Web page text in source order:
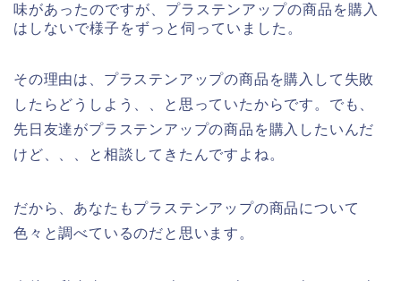
味があったのですが、プラステンアップの商品を購入
はしないで様子をずっと伺っていました。
その理由は、プラステンアップの商品を購入して失敗
したらどうしよう、、と思っていたからです。でも、
先日友達がプラステンアップの商品を購入したいんだ
けど、、、と相談してきたんですよね。
だから、あなたもプラステンアップの商品について
色々と調べているのだと思います。